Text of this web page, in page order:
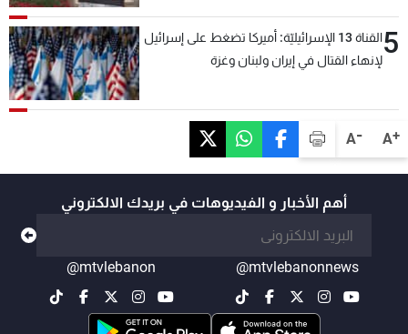
A+
A-
5
القناة 13 الإسرائيليّة: أميركا تضغط على إسرائيل
لإنهاء القتال في إيران ولبنان وغزة
أهم الأخبار و الفيديوهات في بريدك الالكتروني
@mtvlebanonnews
@mtvlebanon